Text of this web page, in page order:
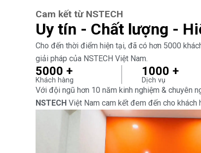
Cam kết từ NSTECH
Uy tín - Chất lượng -
Cho đến thời điểm hiện tại, đã có hơn 5000
giải pháp của NSTECH Việt Nam.
5000 +
Khách hàng
1000 +
Dịch vụ
Với đội ngũ hơn 10 năm kinh nghiệm & chuyên
NSTECH Việt Nam cam kết đem đến cho